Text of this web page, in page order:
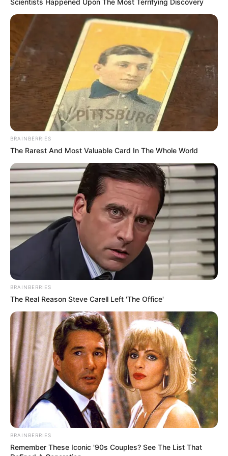
Scientists Happened Upon The Most Terrifying Discovery
BRAINBERRIES
The Rarest And Most Valuable Card In The Whole World
BRAINBERRIES
The Real Reason Steve Carell Left 'The Office'
BRAINBERRIES
Remember These Iconic '90s Couples? See The List That